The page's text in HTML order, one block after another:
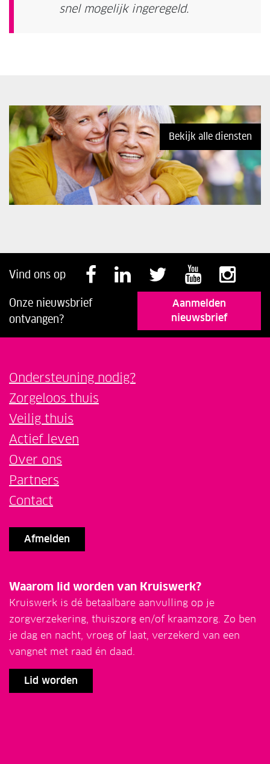
snel mogelijk ingeregeld.
Bekijk alle diensten
Vind ons op Volg ons op
Volg ons op
Volg ons
Volg
Onze nieuwsbrief
ontvangen?
Aanmelden
nieuwsbrief
Ondersteuning nodig?
Zorgeloos thuis
Veilig thuis
Actief leven
Over ons
Partners
Contact
Afmelden
Waarom lid worden van Kruiswerk?
Kruiswerk is dé betaalbare aanvulling op je
zorgverzekering, thuiszorg en/of kraamzorg. Zo ben
je dag en nacht, vroeg of laat, verzekerd van een
vangnet met raad én daad.
Lid worden